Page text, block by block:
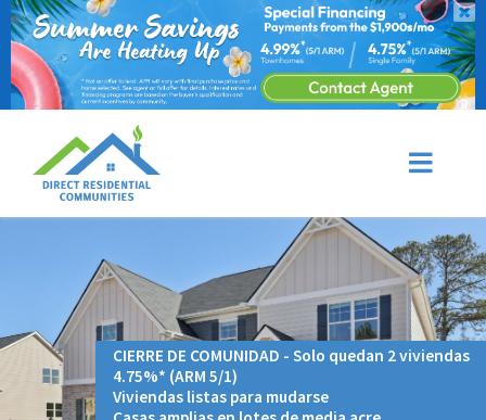
CIERRE DE COMUNIDAD - Solo quedan 2 viviendas
4.75%* (ARM 5/1)
Viviendas listas para mudarse